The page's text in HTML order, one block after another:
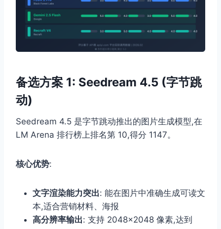
备选方案 1: Seedream 4.5 (字节跳
动)
Seedream 4.5 是字节跳动推出的图片生成模型,在
LM Arena 排行榜上排名第 10,得分 1147。
核心优势:
文字渲染能力突出: 能在图片中准确生成可读文
本,适合营销材料、海报
高分辨率输出: 支持 2048×2048 像素,达到